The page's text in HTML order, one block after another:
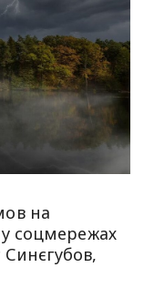
на
у соцмережах